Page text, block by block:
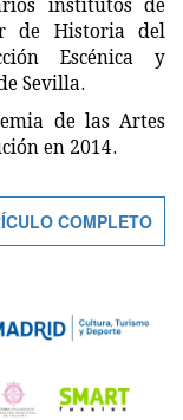
institutos de
de Historia del
Escénica y
Sevilla.
de las Artes
en 2014.
COMPLETO